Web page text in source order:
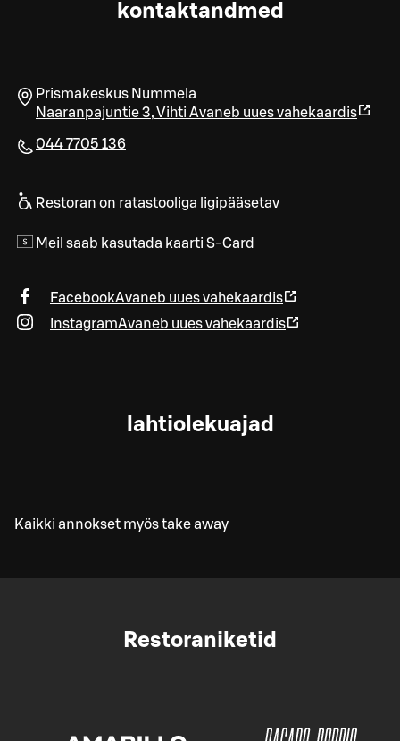
kontaktandmed
Prismakeskus Nummela
Naaranpajuntie 3,Vihti Avaneb uues vahekaardis
044 7705 136
Restoran on ratastooliga ligipääsetav
Meil saab kasutada kaarti S-Card
FacebookAvaneb uues vahekaardis
InstagramAvaneb uues vahekaardis
lahtiolekuajad
Kaikki annokset myös take away
Restoraniketid